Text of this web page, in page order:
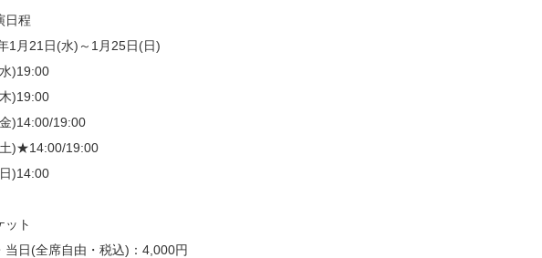
程
1月21日(水)～1月25日(日)
)19:00
)19:00
)14:00/19:00
)★14:00/19:00
)14:00
ト
当日(全席自由・税込)：4,000円